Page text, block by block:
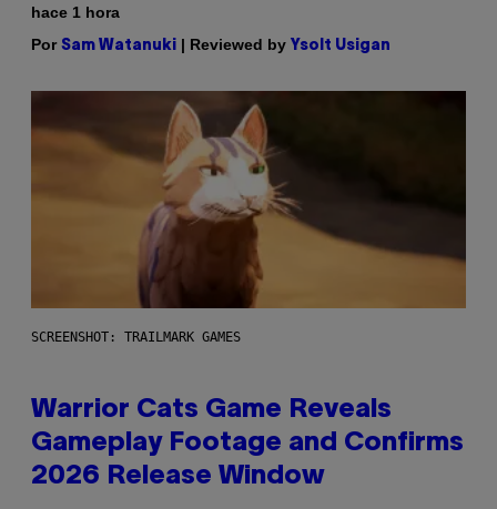
hace 1 hora
Por Sam Watanuki | Reviewed by Ysolt Usigan
SCREENSHOT: TRAILMARK GAMES
Warrior Cats Game Reveals
Gameplay Footage and Confirms
2026 Release Window